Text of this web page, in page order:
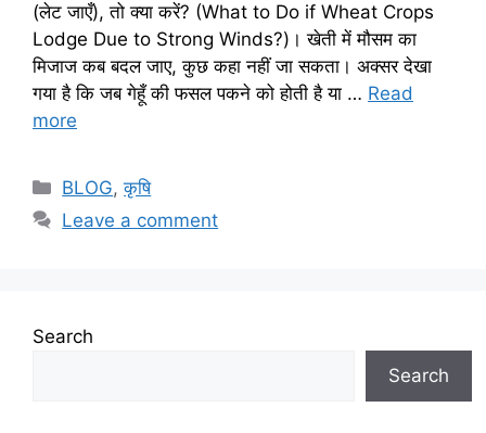
(लेट जाएँ), तो क्या करें? (What to Do if Wheat Crops
Lodge Due to Strong Winds?)। खेती में मौसम का
मिजाज कब बदल जाए, कुछ कहा नहीं जा सकता। अक्सर देखा
गया है कि जब गेहूँ की फसल पकने को होती है या … Read
more
BLOG,कृषि
Leave a comment
Search
Search